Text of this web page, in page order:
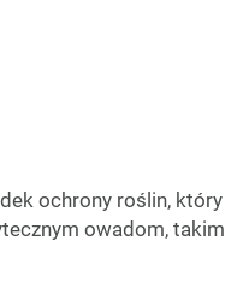
ochrony roślin, który
owadom, takim